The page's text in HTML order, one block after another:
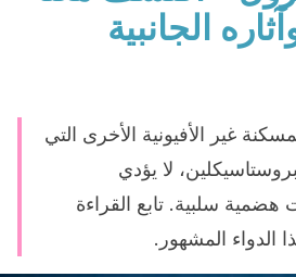
الجانبية
غير الأفيونية الأخرى التي
لا يؤدي
هضمية سلبية. تابع القراءة
الدواء المشهور.